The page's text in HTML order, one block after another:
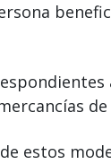
estos